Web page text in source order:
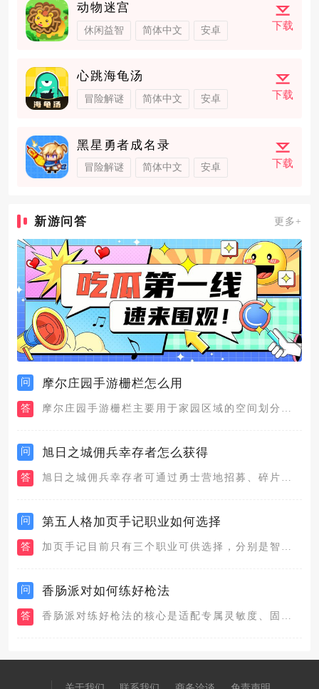
动物迷宫
休闲益智 简体中文 安卓 下载
心跳海龟汤
冒险解谜 简体中文 安卓 下载
黑星勇者成名录
冒险解谜 简体中文 安卓 下载
新游问答 更多+
问 摩尔庄园手游栅栏怎么用
答
问 旭日之城佣兵幸存者怎么获得
答
问 第五人格加页手记职业如何选择
答 加页手记目前只有三个职业可供选择，分别是智者、主角和信使，智...
问 香肠派对如何练好枪法
答 香肠派对练好枪法的核心是适配专属灵敏度、固化压枪肌肉记忆、结...